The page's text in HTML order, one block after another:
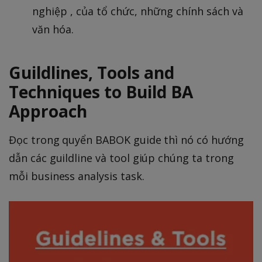
nghiệp , của tổ chức, những chính sách và
văn hóa.
Guildlines, Tools and
Techniques to Build BA
Approach
Đọc trong quyển BABOK guide thì nó có hướng
dẫn các guildline và tool giúp chúng ta trong
mỗi business analysis task.